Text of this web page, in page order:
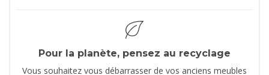
Pour la planète, pensez au recyclage
Vous souhaitez vous débarrasser de vos anciens meubles